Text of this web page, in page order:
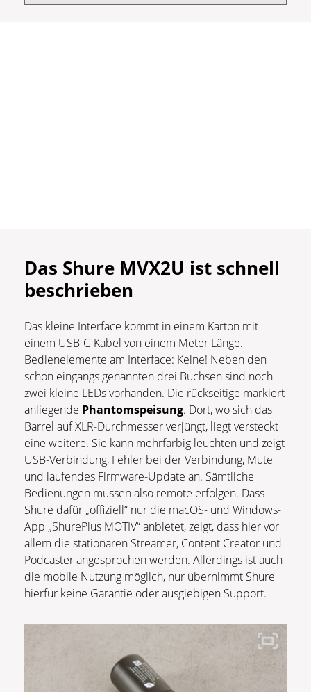
Das Shure MVX2U ist schnell
beschrieben
Das kleine Interface kommt in einem Karton mit
einem USB-C-Kabel von einem Meter Länge.
Bedienelemente am Interface: Keine! Neben den
schon eingangs genannten drei Buchsen sind noch
zwei kleine LEDs vorhanden. Die rückseitige markiert
anliegende Phantomspeisung. Dort, wo sich das
Barrel auf XLR-Durchmesser verjüngt, liegt versteckt
eine weitere. Sie kann mehrfarbig leuchten und zeigt
USB-Verbindung, Fehler bei der Verbindung, Mute
und laufendes Firmware-Update an. Sämtliche
Bedienungen müssen also remote erfolgen. Dass
Shure dafür „offiziell“ nur die macOS- und Windows-
App „ShurePlus MOTIV“ anbietet, zeigt, dass hier vor
allem die stationären Streamer, Content Creator und
Podcaster angesprochen werden. Allerdings ist auch
die mobile Nutzung möglich, nur übernimmt Shure
hierfür keine Garantie oder ausgiebigen Support.